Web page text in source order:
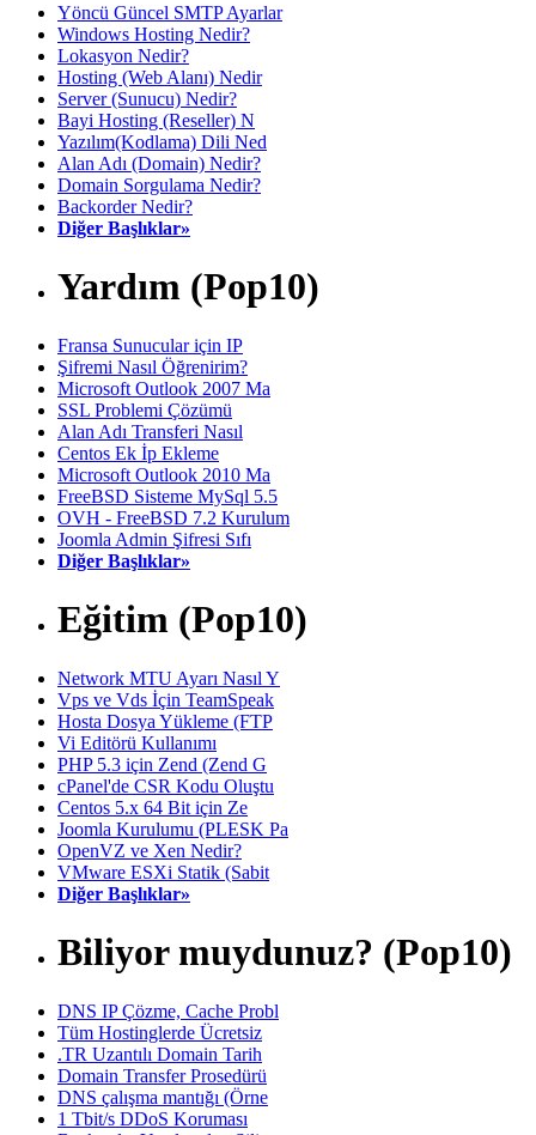
Yöncü Güncel SMTP Ayarlar
Windows Hosting Nedir?
Lokasyon Nedir?
Hosting (Web Alanı) Nedir
Server (Sunucu) Nedir?
Bayi Hosting (Reseller) N
Yazılım(Kodlama) Dili Ned
Alan Adı (Domain) Nedir?
Domain Sorgulama Nedir?
Backorder Nedir?
Diğer Başlıklar»
Yardım (Pop10)
Fransa Sunucular için IP
Şifremi Nasıl Öğrenirim?
Microsoft Outlook 2007 Ma
SSL Problemi Çözümü
Alan Adı Transferi Nasıl
Centos Ek İp Ekleme
Microsoft Outlook 2010 Ma
FreeBSD Sisteme MySql 5.5
OVH - FreeBSD 7.2 Kurulum
Joomla Admin Şifresi Sıfı
Diğer Başlıklar»
Eğitim (Pop10)
Network MTU Ayarı Nasıl Y
Vps ve Vds İçin TeamSpeak
Hosta Dosya Yükleme (FTP
Vi Editörü Kullanımı
PHP 5.3 için Zend (Zend G
cPanel'de CSR Kodu Oluştu
Centos 5.x 64 Bit için Ze
Joomla Kurulumu (PLESK Pa
OpenVZ ve Xen Nedir?
VMware ESXi Statik (Sabit
Diğer Başlıklar»
Biliyor muydunuz? (Pop10)
DNS IP Çözme, Cache Probl
Tüm Hostinglerde Ücretsiz
.TR Uzantılı Domain Tarih
Domain Transfer Prosedürü
DNS çalışma mantığı (Örne
1 Tbit/s DDoS Koruması